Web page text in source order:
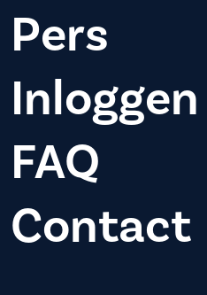
Pers
Inloggen
FAQ
Contact